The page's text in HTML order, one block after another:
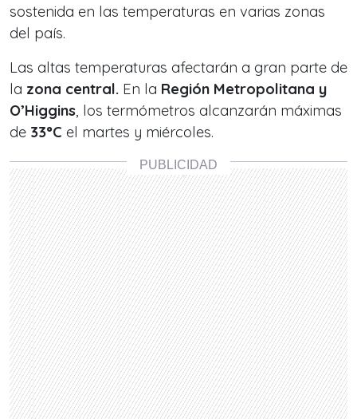
sostenida en las temperaturas en varias zonas
del país.
Las altas temperaturas afectarán a gran parte de
la zona central. En la Región Metropolitana y
O’Higgins, los termómetros alcanzarán máximas
de 33°C el martes y miércoles.